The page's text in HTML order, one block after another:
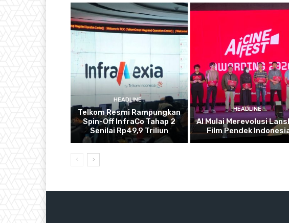
HEADLINE
Telkom Resmi Rampungkan
Spin-Off InfraCo Tahap 2
Senilai Rp49,9 Triliun
HEADLINE
AI Mulai Merevolusi
Film Pendek